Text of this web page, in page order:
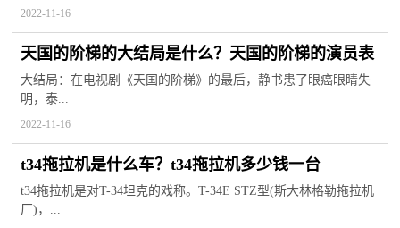
2022-11-16
天国的阶梯的大结局是什么？天国的阶梯的演员表
大结局：在电视剧《天国的阶梯》的最后，静书患了眼癌眼睛失
明，泰...
2022-11-16
t34拖拉机是什么车？t34拖拉机多少钱一台
t34拖拉机是对T-34坦克的戏称。T-34E STZ型(斯大林格勒拖拉机
厂)，...